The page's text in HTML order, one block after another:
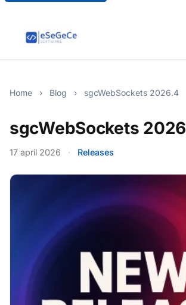
Home › Blog › sgcWebSockets 2026.4
sgcWebSockets
17 april 2026 · Releases